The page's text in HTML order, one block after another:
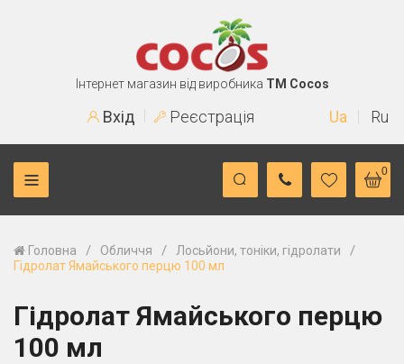
Інтернет магазин від виробника TM Cocos
Вхід Реєстрація Ua Ru
0
Головна / Обличчя / Лосьйони, тоніки, гідролати /
Гідролат Ямайського перцю 100 мл
Гідролат Ямайського перцю
100 мл